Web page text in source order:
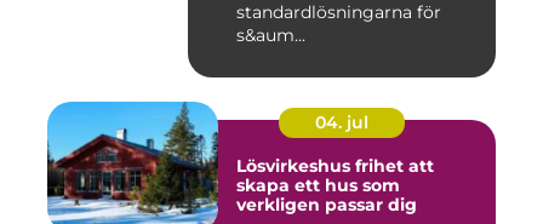
standardlösningarna för
s&aum...
04. jul
Lösvirkeshus frihet att
skapa ett hus som
verkligen passar dig